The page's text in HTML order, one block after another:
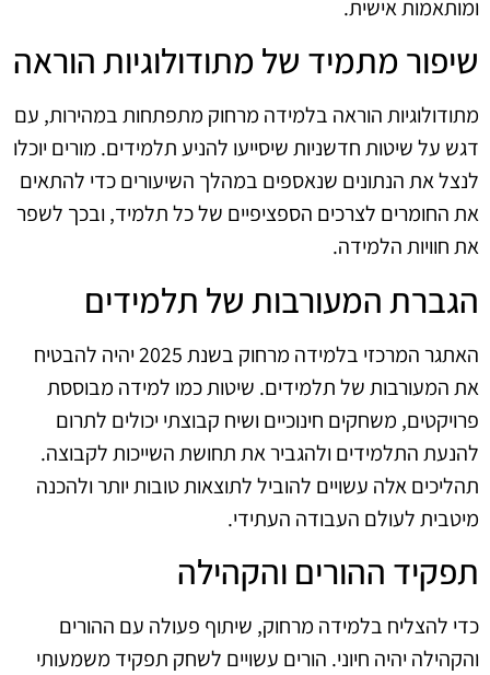
ומותאמות אישית.
שיפור מתמיד של מתודולוגיות הוראה
מתודולוגיות הוראה בלמידה מרחוק מתפתחות במהירות, עם
דגש על שיטות חדשניות שיסייעו להניע תלמידים. מורים יוכלו
לנצל את הנתונים שנאספים במהלך השיעורים כדי להתאים
את החומרים לצרכים הספציפיים של כל תלמיד, ובכך לשפר
את חוויות הלמידה.
הגברת המעורבות של תלמידים
האתגר המרכזי בלמידה מרחוק בשנת 2025 יהיה להבטיח
את המעורבות של תלמידים. שיטות כמו למידה מבוססת
פרויקטים, משחקים חינוכיים ושיח קבוצתי יכולים לתרום
להנעת התלמידים ולהגביר את תחושת השייכות לקבוצה.
תהליכים אלה עשויים להוביל לתוצאות טובות יותר ולהכנה
מיטבית לעולם העבודה העתידי.
תפקיד ההורים והקהילה
כדי להצליח בלמידה מרחוק, שיתוף פעולה עם ההורים
והקהילה יהיה חיוני. הורים עשויים לשחק תפקיד משמעותי